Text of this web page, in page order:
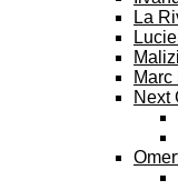
La
Marc
Next